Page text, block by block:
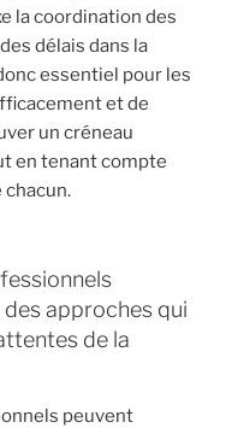
la coordination des
délais dans la
essentiel pour les
et de
un créneau
en tenant compte
approches qui
de la
peuvent